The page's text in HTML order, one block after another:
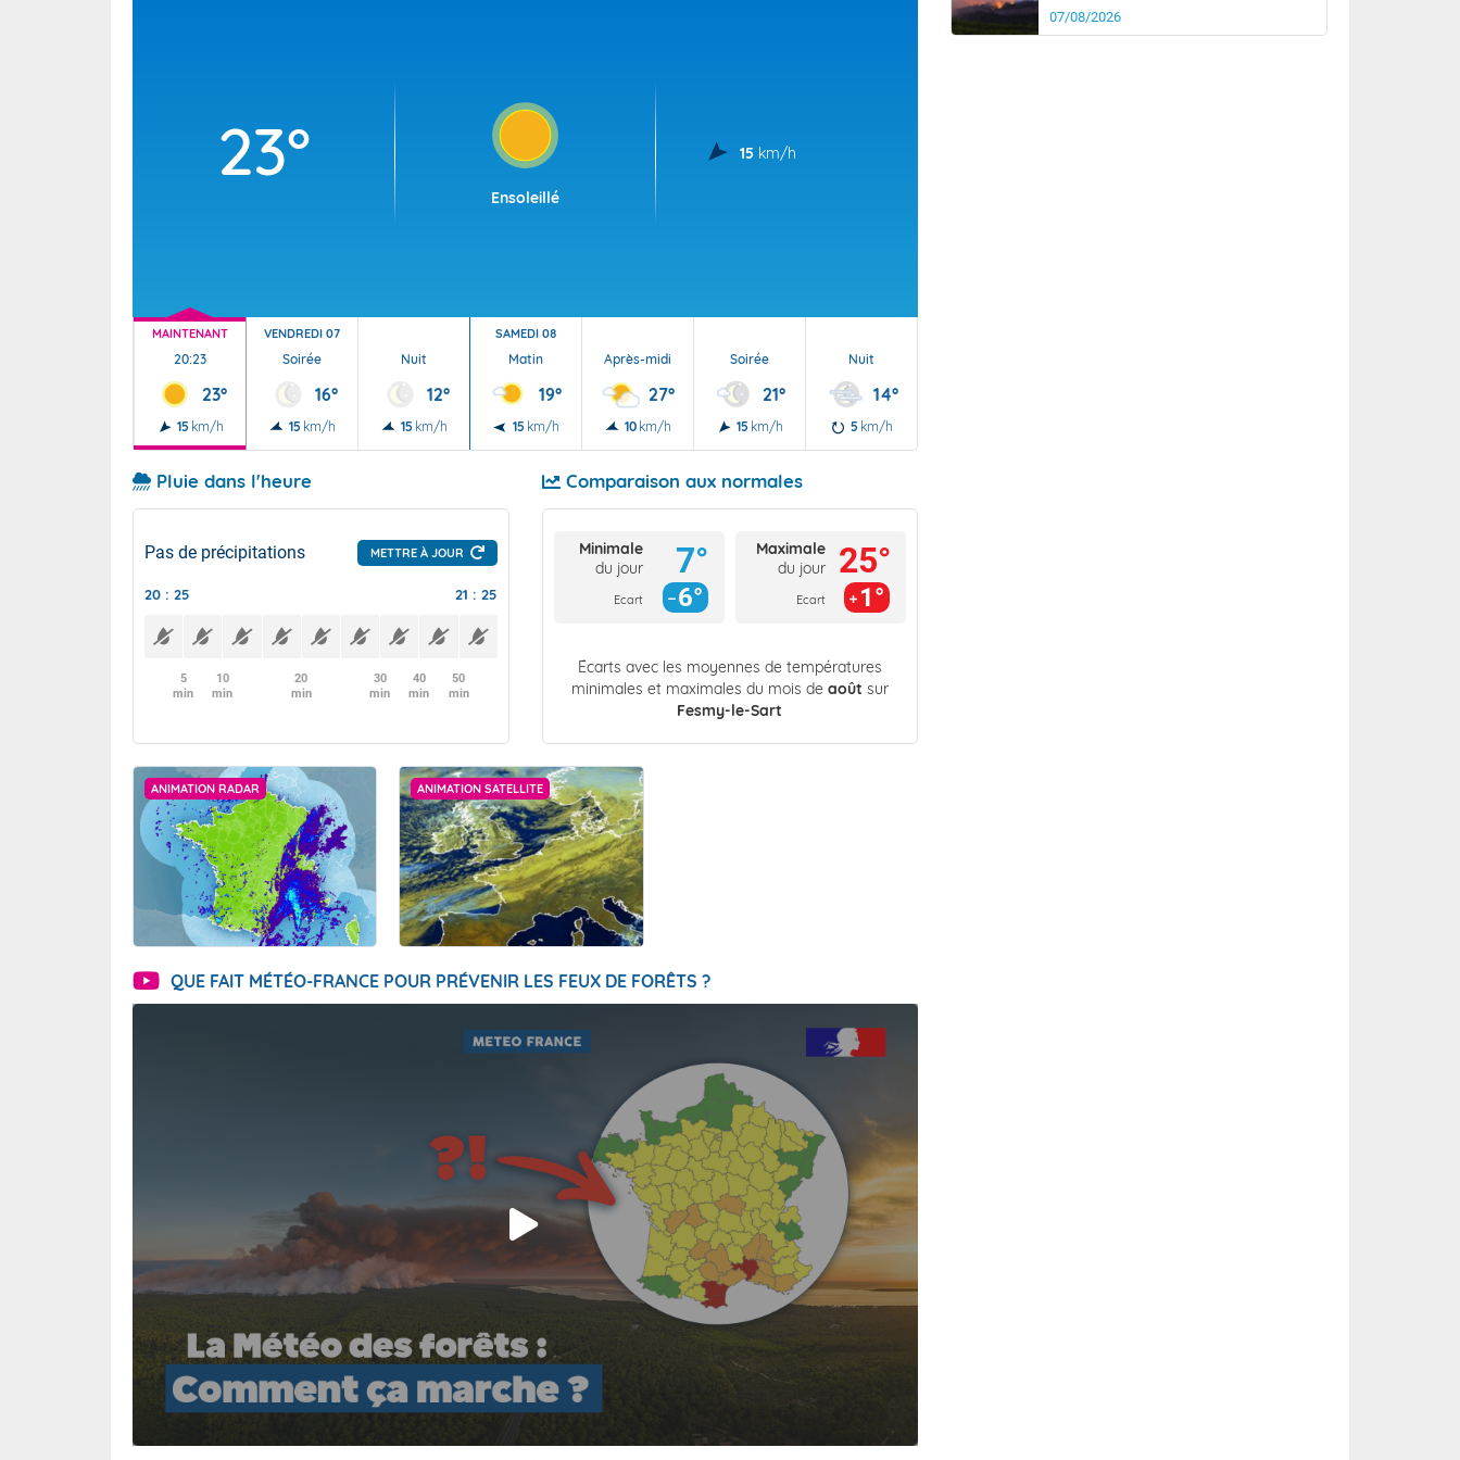
23°
Ensoleillé
15 km/h
MAINTENANT
20:23
23°
15 km/h
VENDREDI 07
Soirée
16°
15 km/h
Nuit
12°
15 km/h
SAMEDI 08
Matin
19°
15 km/h
Après-midi
27°
10 km/h
Soirée
21°
15 km/h
Nuit
14°
5 km/h
Pluie dans l'heure
Pas de précipitations METTRE À JOUR
20 : 25 21 : 25
5
min
10
min
20
min
30
min
40
min
50
min
Comparaison aux normales
Minimale
du jour
Ecart
7°
6°
Maximale
du jour
Ecart
25°
1°
Écarts avec les moyennes de températures
minimales et maximales du mois de août sur
Fesmy-le-Sart
ANIMATION RADAR ANIMATION SATELLITE
QUE FAIT MÉTÉO-FRANCE POUR PRÉVENIR LES FEUX DE FORÊTS ?
07/08/2026